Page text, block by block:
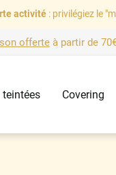
activité: privilégiez le
offerteà partir de
teintées Covering